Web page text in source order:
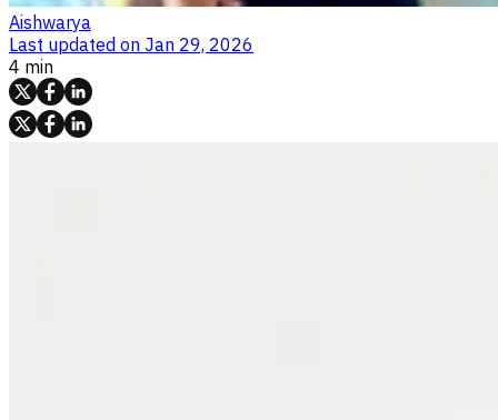
Aishwarya
Last updated on Jan 29, 2026
4 min